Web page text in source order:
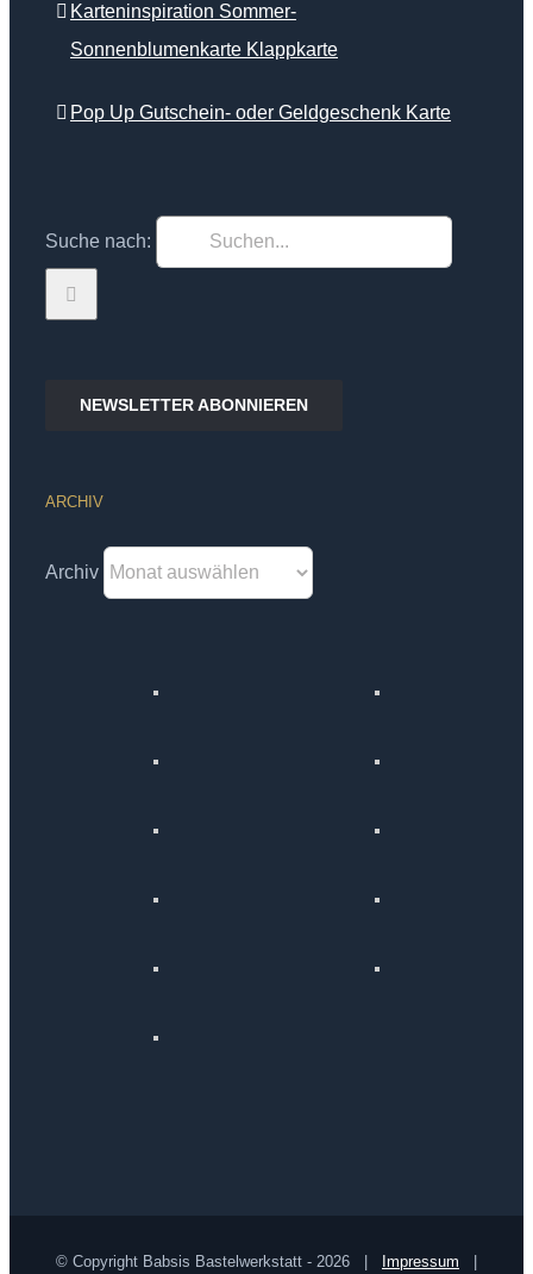
Karteninspiration Sommer-
Sonnenblumenkarte Klappkarte
Pop Up Gutschein- oder Geldgeschenk Karte
Suche nach:
NEWSLETTER ABONNIEREN
ARCHIV
Archiv
© Copyright Babsis Bastelwerkstatt - 2026 | Impressum